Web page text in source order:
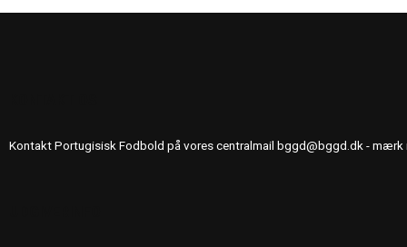
Kontakt Portugisisk Fodbold på vores centralmail bggd@bggd.dk - mærk